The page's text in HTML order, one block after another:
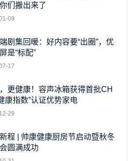
们搬出来了
09
剧集回暖：好内容要“出圈”，优
是“标配”
17
更健康！容声冰箱获得首批CH
康指数”认证优势家电
29
程 | 帅康健康厨房节启动暨秋冬
圆满成功